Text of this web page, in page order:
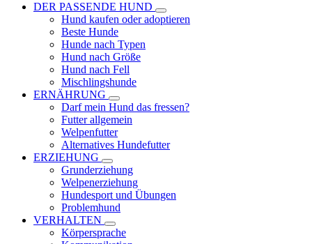
DER PASSENDE HUND
Hund kaufen oder adoptieren
Beste Hunde
Hunde nach Typen
Hund nach Größe
Hund nach Fell
Mischlingshunde
ERNÄHRUNG
Darf mein Hund das fressen?
Futter allgemein
Welpenfutter
Alternatives Hundefutter
ERZIEHUNG
Grunderziehung
Welpenerziehung
Hundesport und Übungen
Problemhund
VERHALTEN
Körpersprache